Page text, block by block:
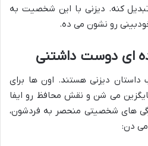
کنه. دیزنی با این شخصیت به
رو نشون می ده.
ای دوست داشتنی
دیزنی هستند. اون ها برای
می شن و نقش محافظ رو ایفا
های شخصیتی منحصر به فردشون،
دن: